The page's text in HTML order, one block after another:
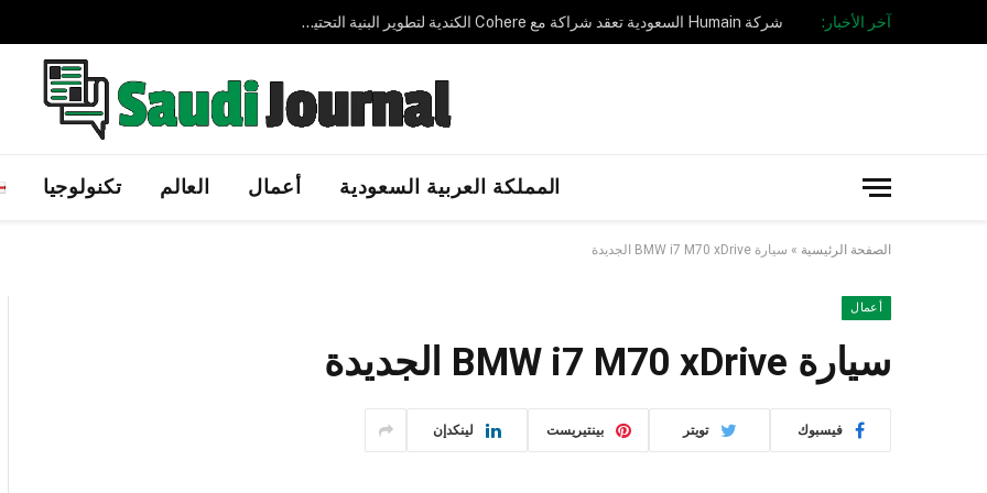
آخر الأخبار: شركة AVELIN AI الإماراتية الناشئة تجمع 3.7 مليون دولار لتوسيع حلول الذكاء الاصطناعي السيادي عالميًا
المملكة العربية السعودية أعمال العالم تكنولوجيا
الصفحة الرئيسية » سيارة BMW i7 M70 xDrive الجديدة
أعمال
سيارة BMW i7 M70 xDrive الجديدة
فيسبوك تويتر بينتيريست لينكدإن